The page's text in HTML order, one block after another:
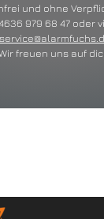
und ohne
979 68 47 oder
freuen uns auf